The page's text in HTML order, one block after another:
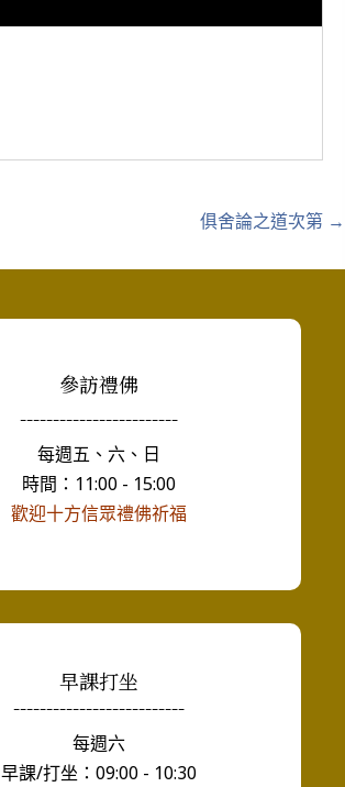
俱舍論之道次第 →
參訪禮佛
------------------------
每週五、六、日
時間：11:00 - 15:00
歡迎十方信眾禮佛祈福
早課打坐
--------------------------
每週六
早課/打坐：09:00 - 10:30